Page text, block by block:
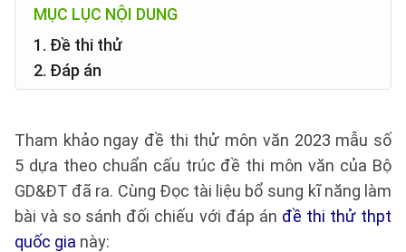
MỤC LỤC NỘI DUNG
1. Đề thi thử
2. Đáp án
Tham khảo ngay đề thi thử môn văn 2023 mẫu số
5 dựa theo chuẩn cấu trúc đề thi môn văn của Bộ
GD&ĐT đã ra. Cùng Đọc tài liệu bổ sung kĩ năng làm
bài và so sánh đối chiếu với đáp án đề thi thử thpt
quốc gia này: